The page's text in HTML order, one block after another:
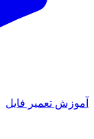
آموزش تعمیر فایل